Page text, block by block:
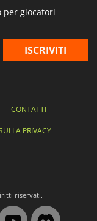
per giocatori
CONTATTI
PRIVACY
riservati.